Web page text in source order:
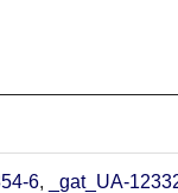
6, _gat_UA-